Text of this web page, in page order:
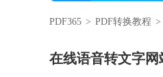
PDF365 > PDF转换教程 >
在线语音转文字